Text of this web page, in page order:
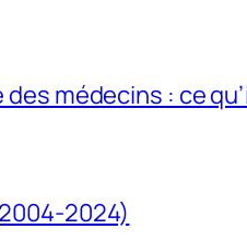
médecins : ce
2024)